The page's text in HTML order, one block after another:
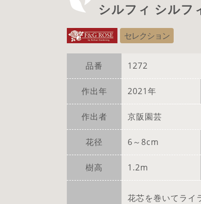
シルフィ シルフ
セレクション
品番 1272
作出年 2021年
作出者 京阪園芸
花径 6～8cm
樹高 1.2m
花芯を巻いてライ